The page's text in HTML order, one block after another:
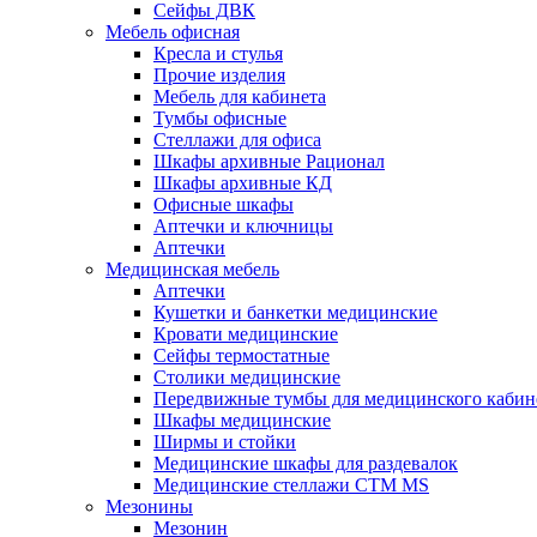
Сейфы ДВК
Мебель офисная
Кресла и стулья
Прочие изделия
Мебель для кабинета
Тумбы офисные
Стеллажи для офиса
Шкафы архивные Рационал
Шкафы архивные КД
Офисные шкафы
Аптечки и ключницы
Аптечки
Медицинская мебель
Аптечки
Кушетки и банкетки медицинские
Кровати медицинские
Сейфы термостатные
Столики медицинские
Передвижные тумбы для медицинского
Шкафы медицинские
Ширмы и стойки
Медицинские шкафы для раздевалок
Медицинские стеллажи CTM MS
Мезонины
Мезонин